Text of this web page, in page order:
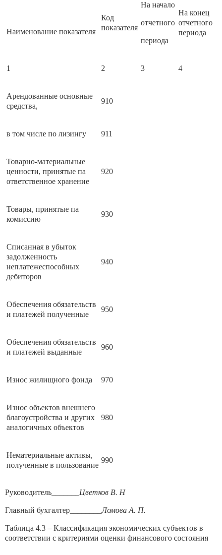
Наименование показателя
Код
показателя
На начало
отчетного
периода
На конец
отчетного
периода
1 2 3 4
Арендованные основные
средства,
910
в том числе по лизингу 911
Товарно-материальные
ценности, принятые па
ответственное хранение
920
Товары, принятые па
комиссию
930
Списанная в убыток
задолженность
неплатежеспособных
дебиторов
940
Обеспечения обязательств
и платежей полученные
950
Обеспечения обязательств
и платежей выданные
960
Износ жилищного фонда 970
Износ объектов внешнего
благоустройства и других
аналогичных объектов
980
Нематериальные активы,
полученные в пользование
990
Руководитель_______ Цветков В. Н
Главный бухгалтер________Ломова А. П.
Таблица 4.3 – Классификация экономических субъектов в
соответствии с критериями оценки финансового состояния